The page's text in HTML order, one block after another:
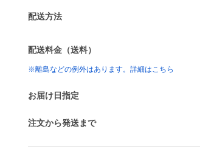
配送方法
配送料金（送料）
※離島などの例外はあります。詳細はこちら
お届け日指定
注文から発送まで